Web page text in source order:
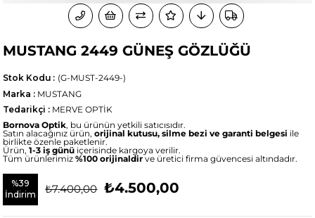
MUSTANG 2449 GÜNEŞ GÖZLÜĞÜ
(G-MUST-2449-)
Stok Kodu
Marka : MUSTANG
Tedarikçi : MERVE OPTİK
Bornova Optik, bu ürünün yetkili satıcısıdır.
Satın alacağınız ürün,orijinal kutusu, silme bezi ve garanti belgesi ile
birlikte özenle paketlenir.
Ürün,1-3 iş günü içerisinde kargoya verilir.
Tüm ürünlerimiz%100 orijinaldirve üretici firma güvencesi altındadır.
%39
İndirim
₺7.400,00 ₺4.500,00